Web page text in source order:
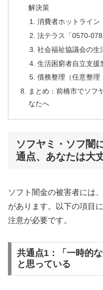
解決策
消費者ホットライン
法テラス「0570-
社会福祉協議会の生
生活困窮者自立支援
債務整理（任意整理
まとめ：前橋市でソフ
なたへ
ソフヤミ・ソフ闇
通点、あなたは大
ソフト闇金の被害者には
があります。以下の項目
注意が必要です。
共通点1：「一時的
と思っている